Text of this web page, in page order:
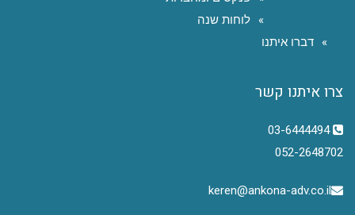
לוחות שנה
דברו איתנו
צרו איתנו קשר
03-6444494
052-2648702
keren@ankona-adv.co.il